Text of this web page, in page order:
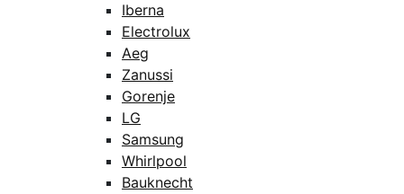
Iberna
Electrolux
Aeg
Zanussi
Gorenje
LG
Samsung
Whirlpool
Bauknecht